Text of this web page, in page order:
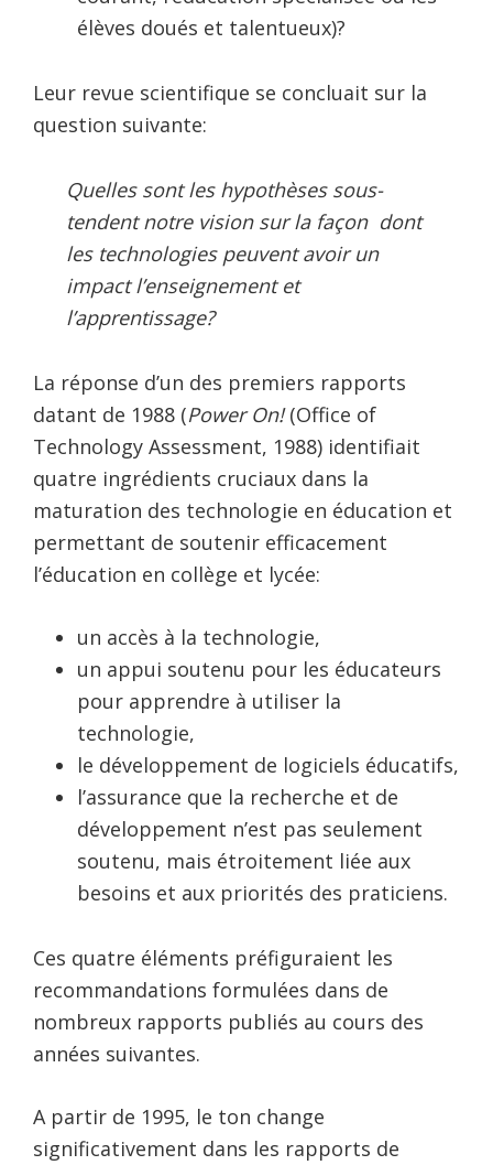
élèves doués et talentueux)?
Leur revue scientifique se concluait sur la
question suivante:
Quelles sont les hypothèses sous-
tendent notre vision sur la façon dont
les technologies peuvent avoir un
impact l’enseignement et
l’apprentissage?
La réponse d’un des premiers rapports
datant de 1988 (Power On!(Office of
Technology Assessment, 1988) identifiait
quatre ingrédients cruciaux dans la
maturation des technologie en éducation et
permettant de soutenir efficacement
l’éducation en collège et lycée:
un accès à la technologie,
un appui soutenu pour les éducateurs
pour apprendre à utiliser la
technologie,
le développement de logiciels éducatifs,
l’assurance que la recherche et de
développement n’est pas seulement
soutenu, mais étroitement liée aux
besoins et aux priorités des praticiens.
Ces quatre éléments préfiguraient les
recommandations formulées dans de
nombreux rapports publiés au cours des
années suivantes.
A partir de 1995, le ton change
significativement dans les rapports de